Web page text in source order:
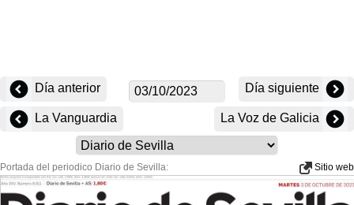
Día anterior Día siguiente
La Vanguardia La Voz de Galicia
Portada del periodico Diario de Sevilla: Sitio web